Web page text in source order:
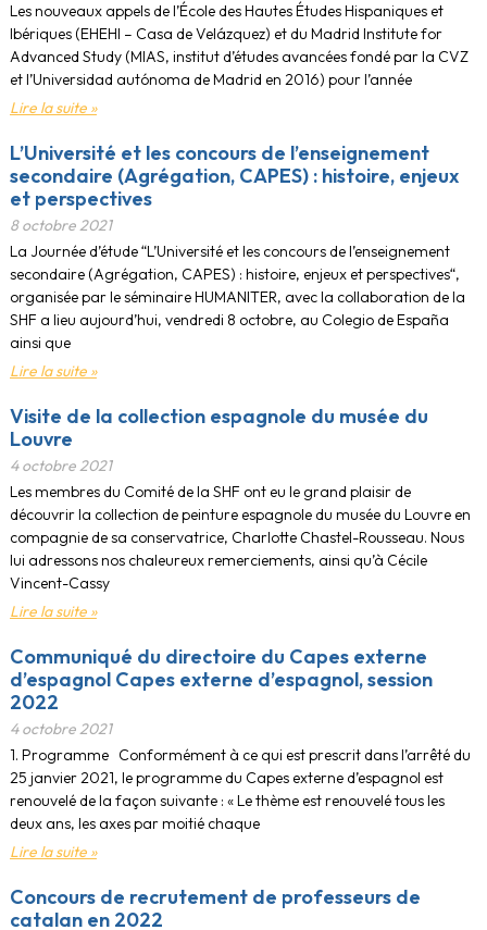
Les nouveaux appels de l’École des Hautes Études Hispaniques et
Ibériques (EHEHI – Casa de Velázquez) et du Madrid Institute for
Advanced Study (MIAS, institut d’études avancées fondé par la CVZ
et l’Universidad autónoma de Madrid en 2016) pour l’année
Lire la suite »
L’Université et les concours de l’enseignement
secondaire (Agrégation, CAPES) : histoire, enjeux
et perspectives
8 octobre 2021
La Journée d’étude “L’Université et les concours de l’enseignement
secondaire (Agrégation, CAPES) : histoire, enjeux et perspectives“,
organisée par le séminaire HUMANITER, avec la collaboration de la
SHF a lieu aujourd’hui, vendredi 8 octobre, au Colegio de España
ainsi que
Lire la suite »
Visite de la collection espagnole du musée du
Louvre
4 octobre 2021
Les membres du Comité de la SHF ont eu le grand plaisir de
découvrir la collection de peinture espagnole du musée du Louvre en
compagnie de sa conservatrice, Charlotte Chastel-Rousseau. Nous
lui adressons nos chaleureux remerciements, ainsi qu’à Cécile
Vincent-Cassy
Lire la suite »
Communiqué du directoire du Capes externe
d’espagnol Capes externe d’espagnol, session
2022
4 octobre 2021
1. Programme Conformément à ce qui est prescrit dans l’arrêté du
25 janvier 2021, le programme du Capes externe d’espagnol est
renouvelé de la façon suivante : « Le thème est renouvelé tous les
deux ans, les axes par moitié chaque
Lire la suite »
Concours de recrutement de professeurs de
catalan en 2022